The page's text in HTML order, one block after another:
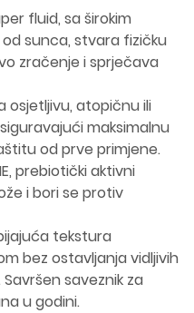
fluid, sa širokim
sunca, stvara fizičku
zračenje i sprječava
osjetljivu, atopičnu ili
maksimalnu
od prve primjene.
prebiotički aktivni
i bori se protiv
tekstura
bez ostavljanja vidljivih
saveznik za
u godini.